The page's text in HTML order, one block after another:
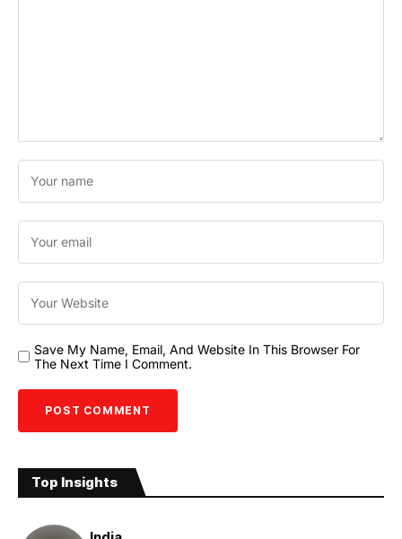
Save My Name, Email, And Website In This Browser For
The Next Time I Comment.
Top Insights